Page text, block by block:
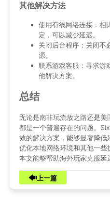
其他解决方法
使用有线网络连接：相
定，可以减少延迟。
关闭后台程序：关闭不
源。
联系游戏客服：寻求游
他解决方案。
总结
无论是南非玩流放之路还是
都是一个普遍存在的问题。
效的解决方案，能够显著降低
优化本地网络环境和其他一
本文能够帮助海外玩家克服延
上一篇